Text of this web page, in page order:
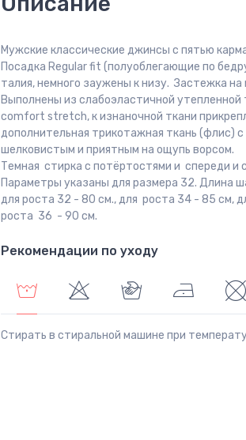
Мужские классические джинсы с пятью
Посадка Regular fit (полуоблегающие по
талия, немного заужены к низу. Застежка на
Выполнены из слабоэластичной утепленной
comfort stretch, к изнаночной ткани
дополнительная трикотажная ткань (флис) с
шелковистым и приятным на ощупь ворсом.
Темная стирка с потёртостями и спереди и
Параметры указаны для размера 32. Длина
для роста 32 - 80 см., для роста 34 - 85 см,
роста 36 - 90 см.
Рекомендации по уходу
Стирать в стиральной машине при